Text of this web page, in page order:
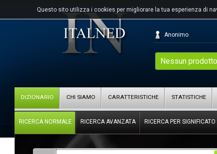
Questo sito utilizza i cookies per migliorare la tua esperienza di
Nessun
Anonimo
DIZIONARIO CHI SIAMO CARATTERISTICHE STATISTICHE
RICERCA NORMALE RICERCA AVANZATA RICERCA PER SIGNIFICATO